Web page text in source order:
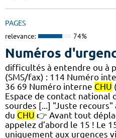
PAGES
relevance: 74%
Numéros
difficultés à entendre ou à
(SMS/fax) : 114 Numéro
36 69 Numéro interne CHU
Espace de contact national
sourdes [...] "Juste recours"
du CHU 👉 Avant tout
appelez d’abord le 15 ! Le
uniquement aux urgences